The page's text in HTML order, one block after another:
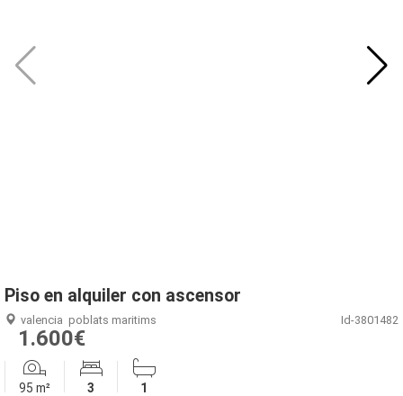
Piso en alquiler con ascensor
valencia poblats maritims Id-3801482
1.600€
95 m² 3
1